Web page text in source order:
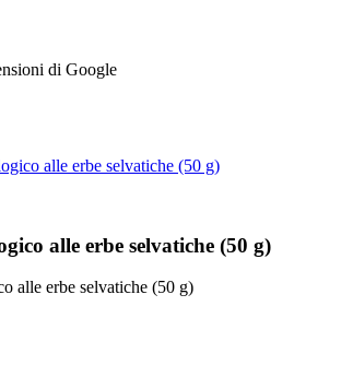
di Google
alle erbe selvatiche (50 g)
alle erbe selvatiche (50 g)